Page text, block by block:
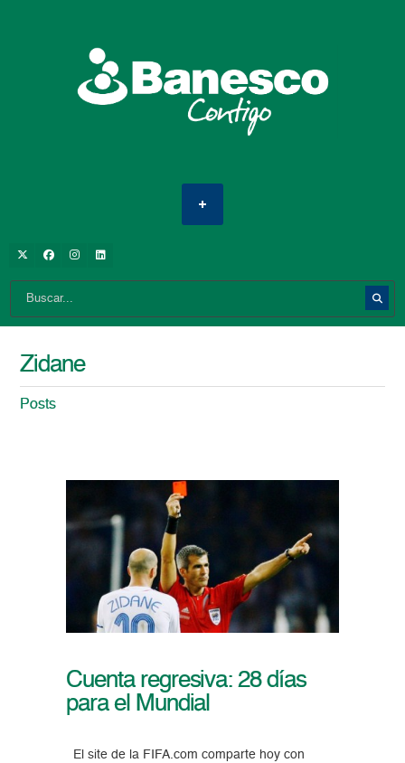
Zidane
Posts
Cuenta regresiva: 28 días
para el Mundial
El site de la FIFA.com comparte hoy con